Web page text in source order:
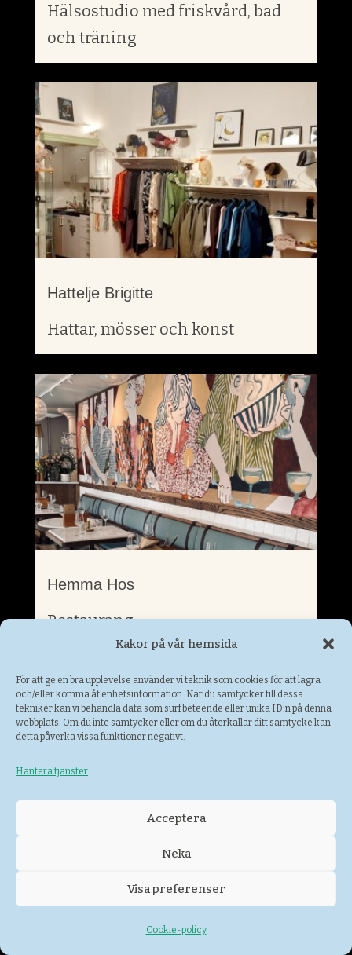
Kakor på vår hemsida
För att ge en bra upplevelse använder vi teknik som cookies för att lagra
och/eller komma åt enhetsinformation. När du samtycker till dessa
tekniker kan vi behandla data som surfbeteende eller unika ID:n på denna
webbplats. Om du inte samtycker eller om du återkallar ditt samtycke kan
detta påverka vissa funktioner negativt.
Hantera tjänster
Acceptera
Neka
Visa preferenser
Cookie-policy
Hälsostudio med friskvård, bad
och träning
Hattelje Brigitte
Hattar, mösser och konst
Hemma Hos
Restaurang
Hantverk och design